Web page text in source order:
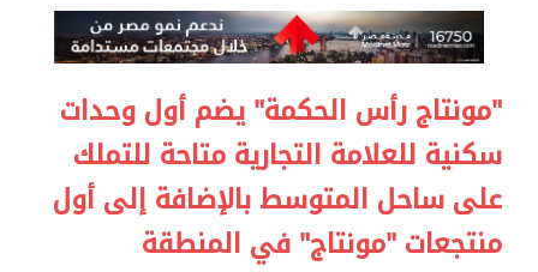
"مونتاج رأس الحكمة" يضم أول وحدات
سكنية للعلامة التجارية متاحة للتملك
على ساحل المتوسط بالإضافة إلى أول
منتجعات "مونتاج" في المنطقة